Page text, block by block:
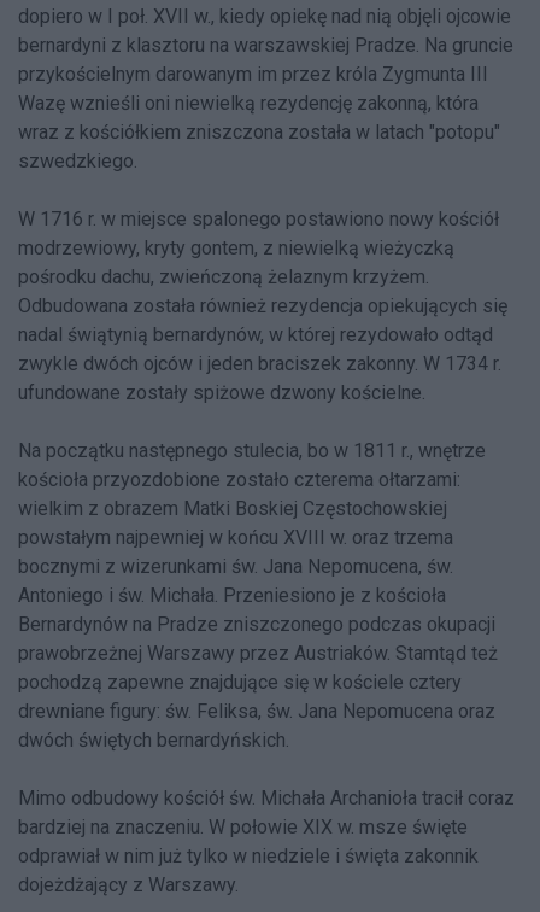
dopiero w I poł. XVII w., kiedy opiekę nad nią objęli ojcowie
bernardyni z klasztoru na warszawskiej Pradze. Na gruncie
przykościelnym darowanym im przez króla Zygmunta III
Wazę wznieśli oni niewielką rezydencję zakonną, która
wraz z kościółkiem zniszczona została w latach "potopu"
szwedzkiego.
W 1716 r. w miejsce spalonego postawiono nowy kościół
modrzewiowy, kryty gontem, z niewielką wieżyczką
pośrodku dachu, zwieńczoną żelaznym krzyżem.
Odbudowana została również rezydencja opiekujących się
nadal świątynią bernardynów, w której rezydowało odtąd
zwykle dwóch ojców i jeden braciszek zakonny. W 1734 r.
ufundowane zostały spiżowe dzwony kościelne.
Na początku następnego stulecia, bo w 1811 r., wnętrze
kościoła przyozdobione zostało czterema ołtarzami:
wielkim z obrazem Matki Boskiej Częstochowskiej
powstałym najpewniej w końcu XVIII w. oraz trzema
bocznymi z wizerunkami św. Jana Nepomucena, św.
Antoniego i św. Michała. Przeniesiono je z kościoła
Bernardynów na Pradze zniszczonego podczas okupacji
prawobrzeżnej Warszawy przez Austriaków. Stamtąd też
pochodzą zapewne znajdujące się w kościele cztery
drewniane figury: św. Feliksa, św. Jana Nepomucena oraz
dwóch świętych bernardyńskich.
Mimo odbudowy kościół św. Michała Archanioła tracił coraz
bardziej na znaczeniu. W połowie XIX w. msze święte
odprawiał w nim już tylko w niedziele i święta zakonnik
dojeżdżający z Warszawy.